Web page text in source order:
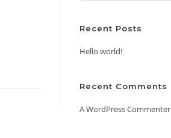
Recent Posts
Hello world!
Recent Comments
A WordPress Commenter